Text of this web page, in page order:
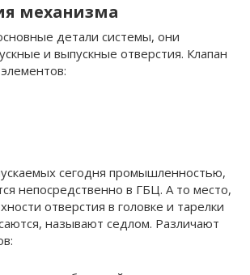
механизма
детали системы, они
и выпускные отверстия. Клапан
сегодня промышленностью,
непосредственно в ГБЦ. А то место,
отверстия в головке и тарелки
называют седлом. Различают